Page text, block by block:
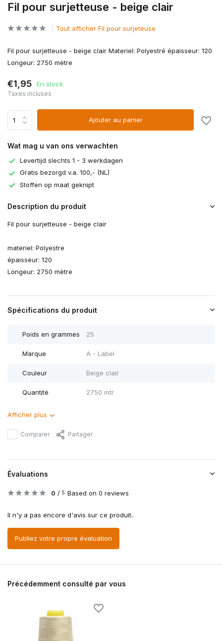
Fil pour surjetteuse - beige clair
Tout afficher Fil pour surjeteuse
Fil pour surjetteuse - beige clair Materiel: Polyestré épaisseur: 120
Longeur: 2750 mètre
€1,95 En stock
Taxes incluses
Ajouter au panier
Wat mag u van ons verwachten
Levertijd slechts 1 - 3 werkdagen
Gratis bezorgd v.a. 100,- (NL)
Stoffen op maat geknipt
Description du produit
Fil pour surjetteuse - beige clair
materiel: Polyestre
épaisseur: 120
Longeur: 2750 mètre
Spécifications du produit
Poids en grammes 25
Marque A - Label
Couleur Beige clair
Quantité 2750 mtr
Afficher plus
Comparer Partager
Évaluations
0 / 5 Based on 0 reviews
Il n'y a pas encore d'avis sur ce produit..
Publiez votre propre évaluation
Précédemment consulté par vous